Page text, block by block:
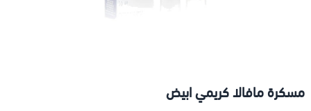
مسكرة مافالا كريمي ابيض